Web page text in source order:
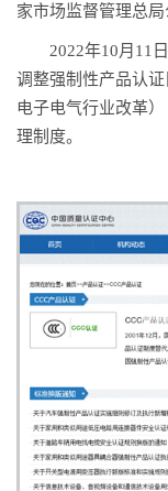
家市场监督管理总局
2022年10月11
调整强制性产品认
电子电气行业改革
理制度。